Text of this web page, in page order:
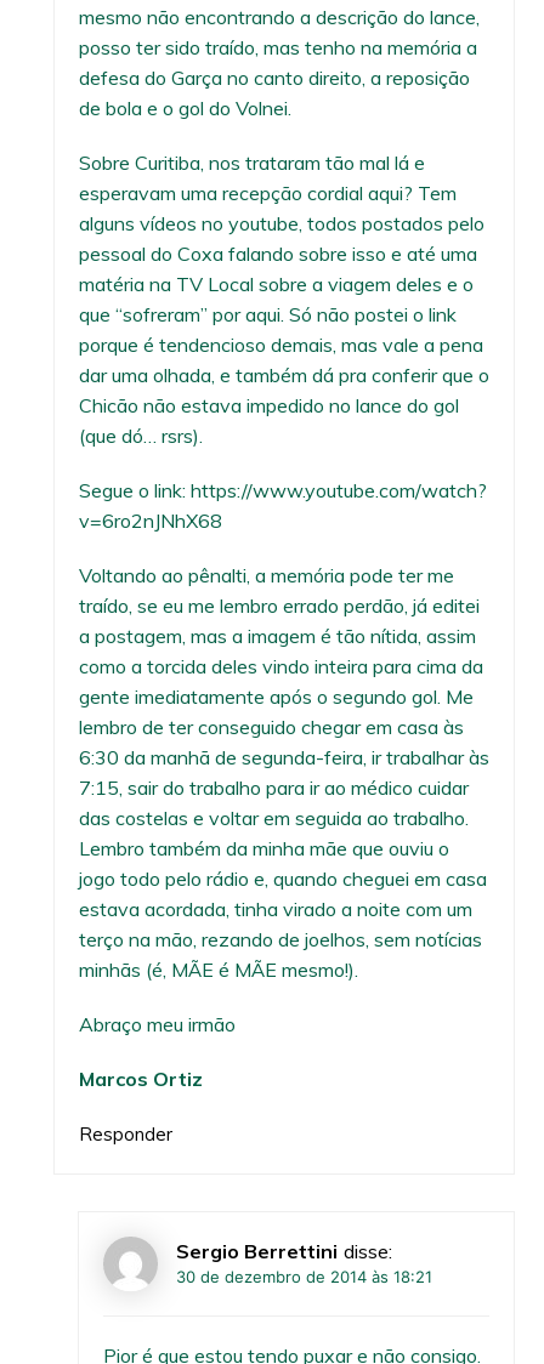
mesmo não encontrando a descrição do lance,
posso ter sido traído, mas tenho na memória a
defesa do Garça no canto direito, a reposição
de bola e o gol do Volnei.
Sobre Curitiba, nos trataram tão mal lá e
esperavam uma recepção cordial aqui? Tem
alguns vídeos no youtube, todos postados pelo
pessoal do Coxa falando sobre isso e até uma
matéria na TV Local sobre a viagem deles e o
que “sofreram” por aqui. Só não postei o link
porque é tendencioso demais, mas vale a pena
dar uma olhada, e também dá pra conferir que o
Chicão não estava impedido no lance do gol
(que dó… rsrs).
Segue o link: https://www.youtube.com/watch?
v=6ro2nJNhX68
Voltando ao pênalti, a memória pode ter me
traído, se eu me lembro errado perdão, já editei
a postagem, mas a imagem é tão nítida, assim
como a torcida deles vindo inteira para cima da
gente imediatamente após o segundo gol. Me
lembro de ter conseguido chegar em casa às
6:30 da manhã de segunda-feira, ir trabalhar às
7:15, sair do trabalho para ir ao médico cuidar
das costelas e voltar em seguida ao trabalho.
Lembro também da minha mãe que ouviu o
jogo todo pelo rádio e, quando cheguei em casa
estava acordada, tinha virado a noite com um
terço na mão, rezando de joelhos, sem notícias
minhãs (é, MÃE é MÃE mesmo!).
Abraço meu irmão
Marcos Ortiz
Responder
Sergio Berrettini disse:
30 de dezembro de 2014 às 18:21
Pior é que estou tendo puxar e não consigo.